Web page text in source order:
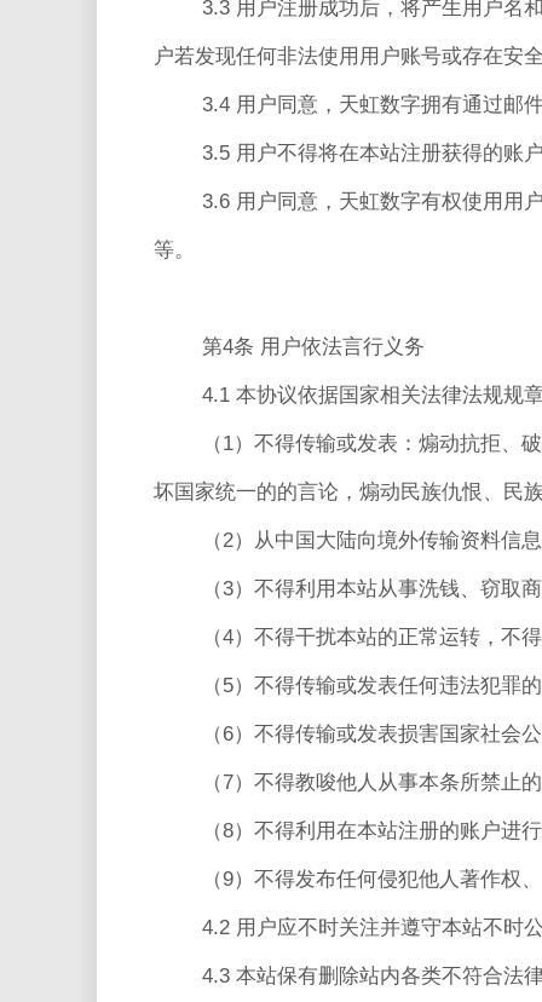
3.3 用户注册成功后，将产生用户名
户若发现任何非法使用用户账号或存在安
3.4 用户同意，天虹数字拥有通过邮
3.5 用户不得将在本站注册获得的账
3.6 用户同意，天虹数字有权使用用
等。
第4条 用户依法言行义务
4.1 本协议依据国家相关法律法规规
（1）不得传输或发表：煽动抗拒、
坏国家统一的的言论，煽动民族仇恨、民
（2）从中国大陆向境外传输资料信
（3）不得利用本站从事洗钱、窃取
（4）不得干扰本站的正常运转，不
（5）不得传输或发表任何违法犯罪
（6）不得传输或发表损害国家社会
（7）不得教唆他人从事本条所禁止
（8）不得利用在本站注册的账户进
（9）不得发布任何侵犯他人著作权
4.2 用户应不时关注并遵守本站不时
4.3 本站保有删除站内各类不符合法